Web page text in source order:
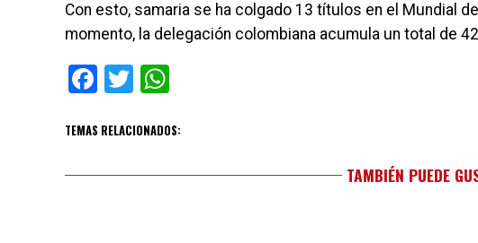
Con esto, samaria se ha colgado 13 títulos en el Mundial
momento, la delegación colombiana acumula un total de
Facebook
Twitter
TEMAS RELACIONADOS:
TAMBIÉN PUEDE